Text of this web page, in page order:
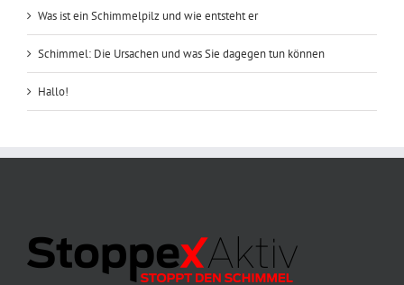
Was ist ein Schimmelpilz und wie entsteht er
Schimmel: Die Ursachen und was Sie dagegen tun können
Hallo!